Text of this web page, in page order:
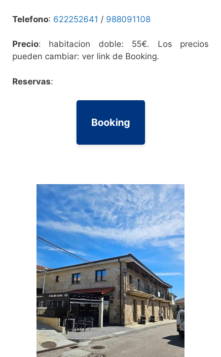
Telefono: 622252641 / 988091108
Precio: habitacion doble: 55€. Los precios
pueden cambiar: ver link de Booking.
Reservas:
Booking